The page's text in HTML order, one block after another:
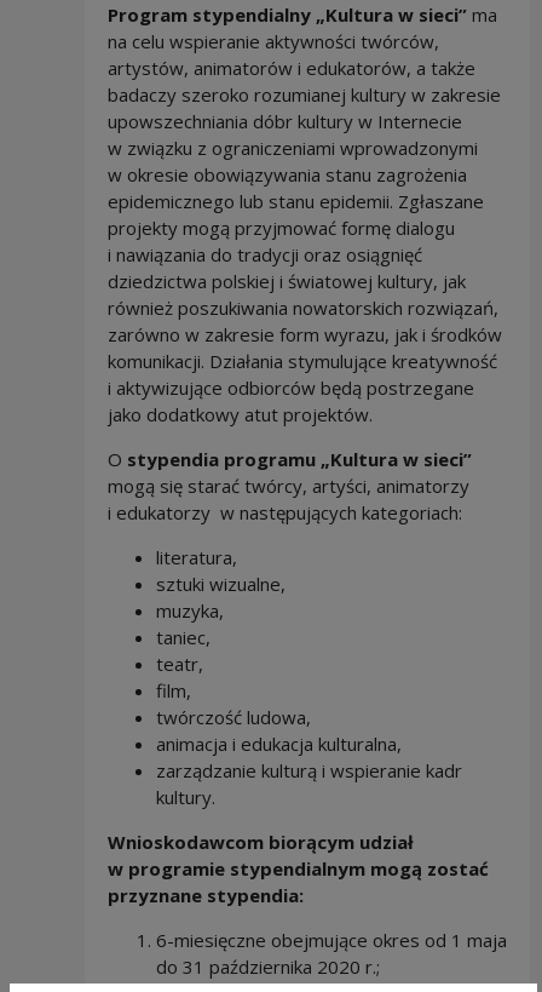
Program stypendialny „Kultura w sieci”ma
na celu wspieranie aktywności twórców,
artystów, animatorów i edukatorów, a także
badaczy szeroko rozumianej kultury w zakresie
upowszechniania dóbr kultury w Internecie
w związku z ograniczeniami wprowadzonymi
w okresie obowiązywania stanu zagrożenia
epidemicznego lub stanu epidemii. Zgłaszane
projekty mogą przyjmować formę dialogu
i nawiązania do tradycji oraz osiągnięć
dziedzictwa polskiej i światowej kultury, jak
również poszukiwania nowatorskich rozwiązań,
zarówno w zakresie form wyrazu, jak i środków
komunikacji. Działania stymulujące kreatywność
i aktywizujące odbiorców będą postrzegane
jako dodatkowy atut projektów.
O stypendia programu „Kultura w sieci”
mogą się starać twórcy, artyści, animatorzy
i edukatorzy w następujących kategoriach:
literatura,
sztuki wizualne,
muzyka,
taniec,
teatr,
film,
twórczość ludowa,
animacja i edukacja kulturalna,
zarządzanie kulturą i wspieranie kadr
kultury.
Wnioskodawcom biorącym udział
w programie stypendialnym mogą zostać
przyznane stypendia:
6-miesięczne obejmujące okres od 1 maja
do 31 października 2020 r.;